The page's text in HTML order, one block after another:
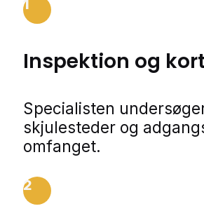
1
Inspektion og
Specialisten
skjulesteder og
omfanget.
2